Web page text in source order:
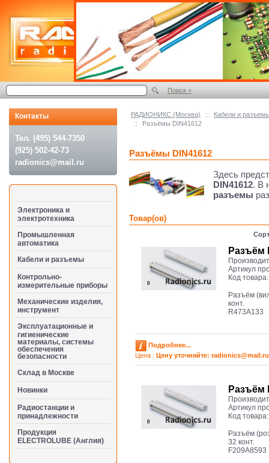
РАДИОНИКС (Москва) ::
Кабели и
::
Разъёмы DIN41612
Разъёмы DIN41612
Здесь
DIN41612. В
разъемы
Товар(ов)
Разъём
Артикул
Код
Разъём
конт.
R473A133
Подробнее...
Цена : Цену уточняйте: radioniсs@mail.ru
Разъём
Артикул
Код
Разъём
32 конт.
F209A8593
Контакты
Тел. (495) 544-7350
(925) 502-42-73
radionics@mail.ru
Электроника и
электротехника
Промышленная
автоматика
Кабели и разъемы
Контрольно-
измерительные приборы
Механические изделия,
инструмент
Эксплуатационные и
гигиенические
материалы, системы
обеспечения
безопасности
Cклад в Москве
Новинки
Радиостанции и
принадлежности
Продукция
ELECTROLUBE (Англия)
Поиск +